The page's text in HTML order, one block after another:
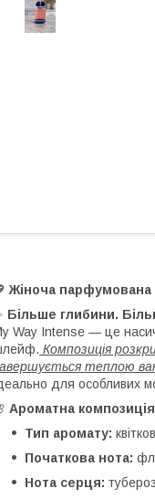
Жіноча
Більше глибини.
Way Intense — це
Композиція
теплою
для особливих
Ароматна
Тип аромату:
Початкова нота:
Нота серця: